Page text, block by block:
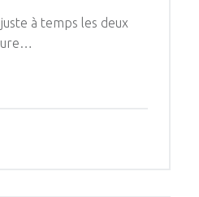
à temps les deux
pour une future fillette”